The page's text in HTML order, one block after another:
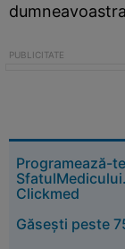
Programează-
Clickmed
Găsești peste